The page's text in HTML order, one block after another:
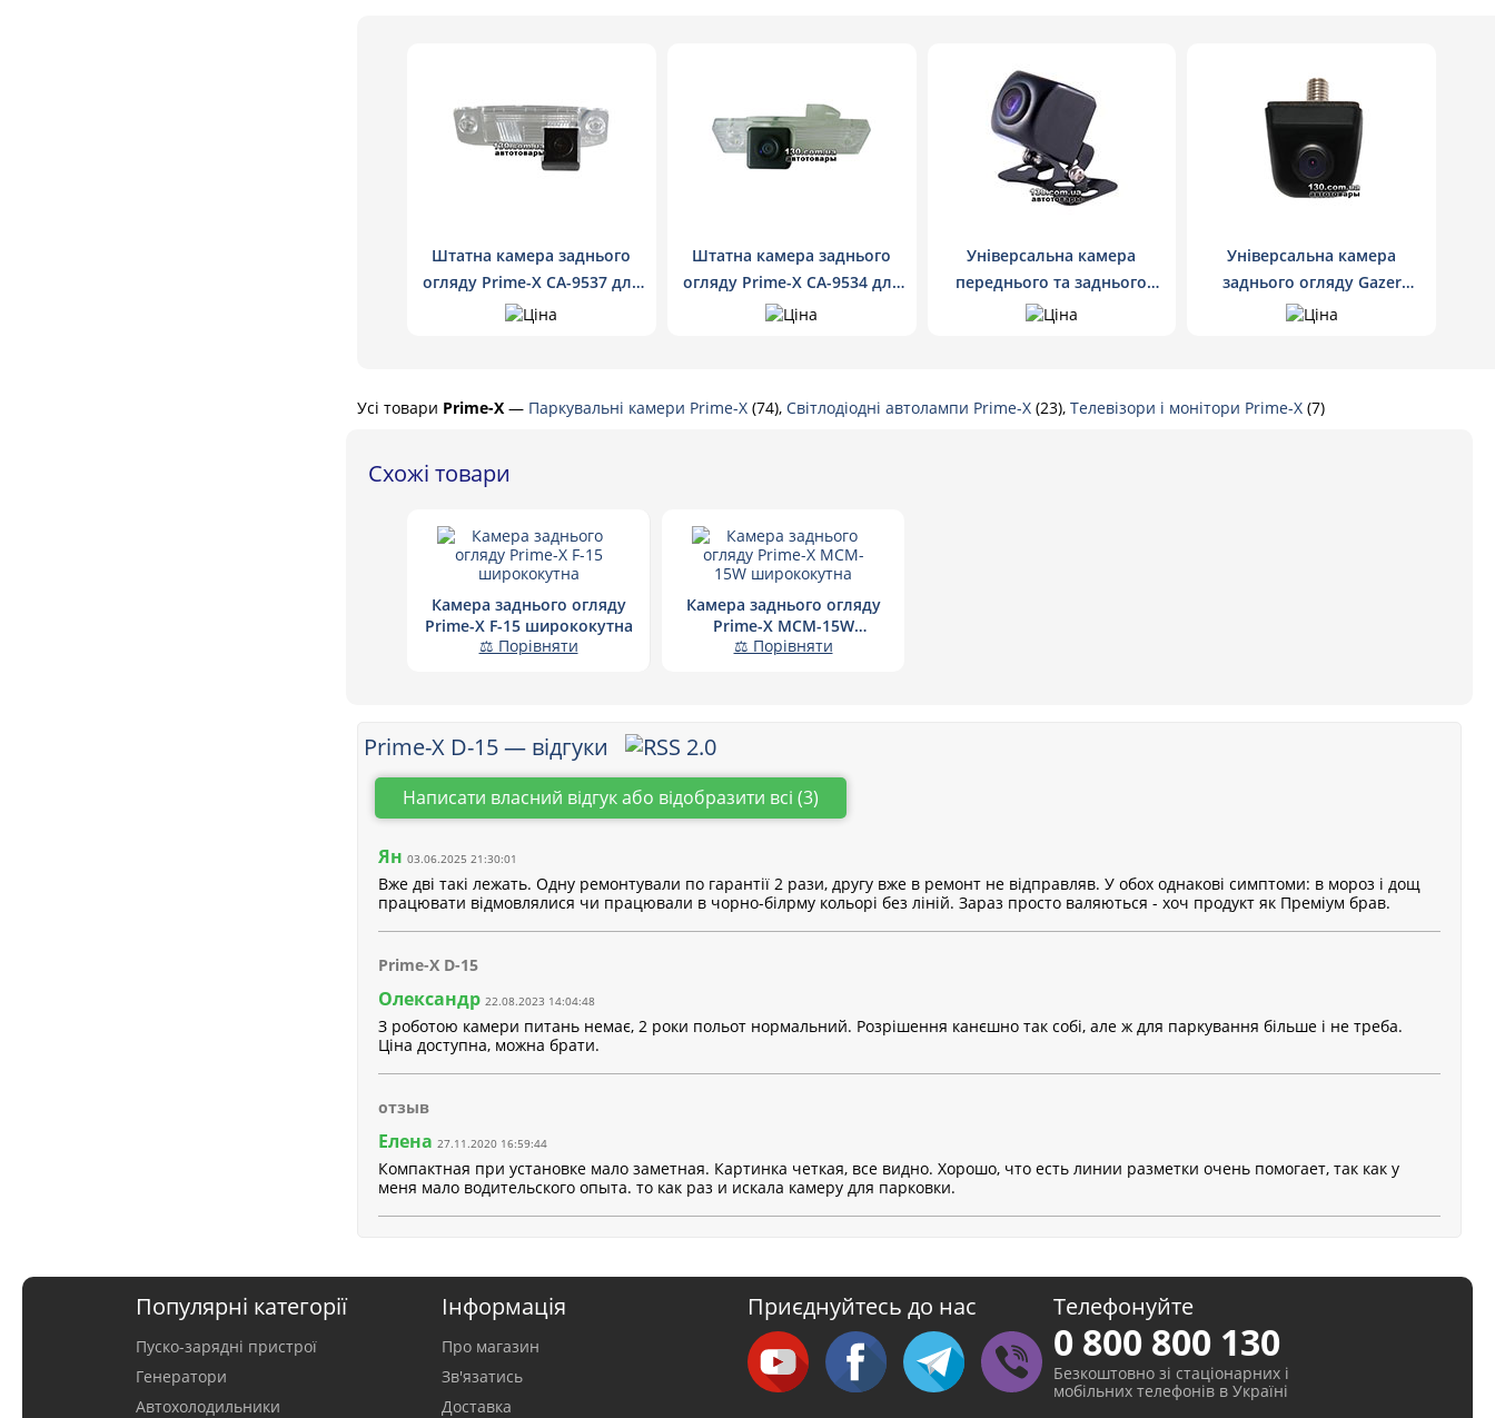
Штатна камера заднього
огляду Prime-X CA-9537 для
Hyundai, KIA
Штатна камера заднього
огляду Prime-X CA-9534 для
Chevrolet, Daewoo
Універсальна камера
переднього та заднього
огляду Gazer CC150
Універсальна камера
заднього огляду Gazer
CC207
Усі товари Prime-X — Паркувальні камери Prime-X (74), Cвітлодіодні автолампи Prime-X (23), Телевізори і монітори Prime-X (7)
Схожі товари
Камера заднього огляду
Prime-X F-15 ширококутна
⚖ Порівняти
Камера заднього огляду
Prime-X MCM-15W
ширококутна
⚖ Порівняти
Prime-X D-15 — відгуки
Написати власний відгук або відобразити всі (3)
Ян 03.06.2025 21:30:01
Вже дві такі лежать. Одну ремонтували по гарантії 2 рази, другу вже в ремонт не відправляв. У обох однакові симптоми: в мороз і дощ
працювати відмовлялися чи працювали в чорно-білрму кольорі без ліній. Зараз просто валяються - хоч продукт як Преміум брав.
Prime-X D-15
Олександр 22.08.2023 14:04:48
З роботою камери питань немає, 2 роки польот нормальний. Розрішення канєшно так собі, але ж для паркування більше і не треба.
Ціна доступна, можна брати.
отзыв
Елена 27.11.2020 16:59:44
Компактная при установке мало заметная. Картинка четкая, все видно. Хорошо, что есть линии разметки очень помогает, так как у
меня мало водительского опыта. то как раз и искала камеру для парковки.
Популярні категорії
Пуско-зарядні пристрої
Генератори
Автохолодильники
Інформація
Про магазин
Зв'язатись
Доставка
Приєднуйтесь до нас Телефонуйте
0 800 800 130
Безкоштовно зі стаціонарних і
мобільних телефонів в Україні